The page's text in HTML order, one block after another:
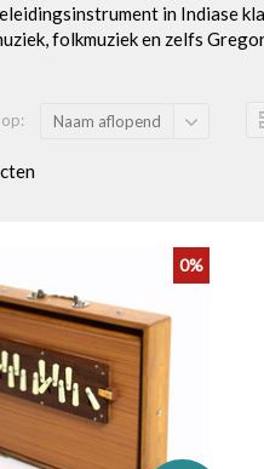
in Indiase
folkmuziek en zelfs
Naam aflopend
0%